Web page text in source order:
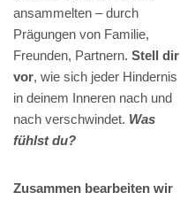
ansammelten – durch
Prägungen von Familie,
Freunden, Partnern. Stell dir
vor, wie sich jeder Hindernis
in deinem Inneren nach und
nach verschwindet. Was
fühlst du?
Zusammen bearbeiten wir